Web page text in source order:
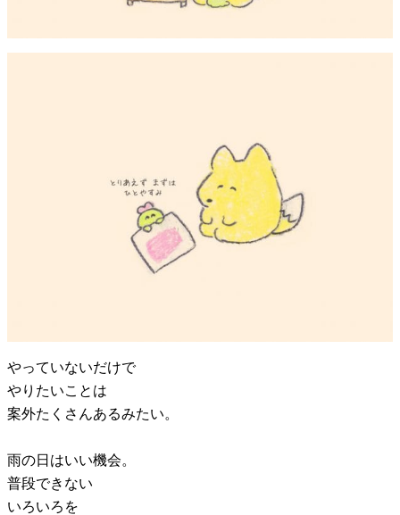
やっていないだけで
やりたいことは
案外たくさんあるみたい。
雨の日はいい機会。
普段できない
いろいろを